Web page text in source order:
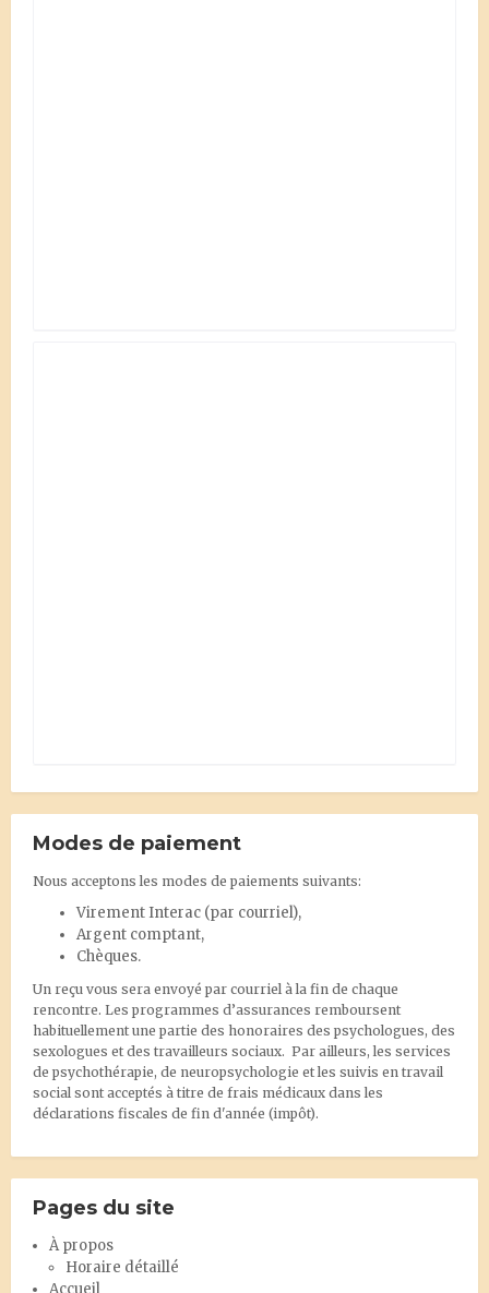
Modes de paiement
Nous acceptons les modes de paiements suivants:
Virement Interac (par courriel),
Argent comptant,
Chèques.
Un reçu vous sera envoyé par courriel à la fin de chaque
rencontre. Les programmes d’assurances remboursent
habituellement une partie des honoraires des psychologues, des
sexologues et des travailleurs sociaux. Par ailleurs, les services
de psychothérapie, de neuropsychologie et les suivis en travail
social sont acceptés à titre de frais médicaux dans les
déclarations fiscales de fin d'année (impôt).
Pages du site
À propos
Horaire détaillé
Accueil